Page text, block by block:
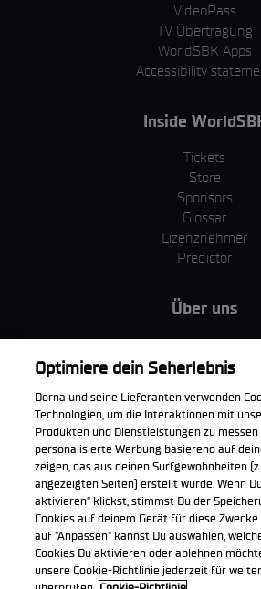
VideoPass
TV Übertragung
WorldSBK Apps
Accessibility
Inside
Tickets
Store
Sponsors
Glossar
Lizenznehmer
Predictor
Über uns
MotoGP Group
Cookie Richtlinien
Unternehmen &
Kaufrichtlinie
Die offizielle WorldSBK App
Optimiere dein Seherlebnis
Dorna und seine Lieferanten verwenden
Technologien, um die Interaktionen mit
Produkten und Dienstleistungen zu messen
personalisierte Werbung basierend auf
zeigen, das aus deinen Surfgewohnheiten
angezeigten Seiten) erstellt wurde. Wenn
aktivieren" klickst, stimmst Du der
Cookies auf deinem Gerät für diese Zwecke
auf "Anpassen" kannst Du auswählen,
Cookies Du aktivieren oder ablehnen
unsere Cookie-Richtlinie jederzeit für